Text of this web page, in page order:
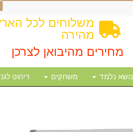
משלוחים לכל
מהירה
מחירים מהיבואן לצרכן
נושא נלמד משחקים ריהוט